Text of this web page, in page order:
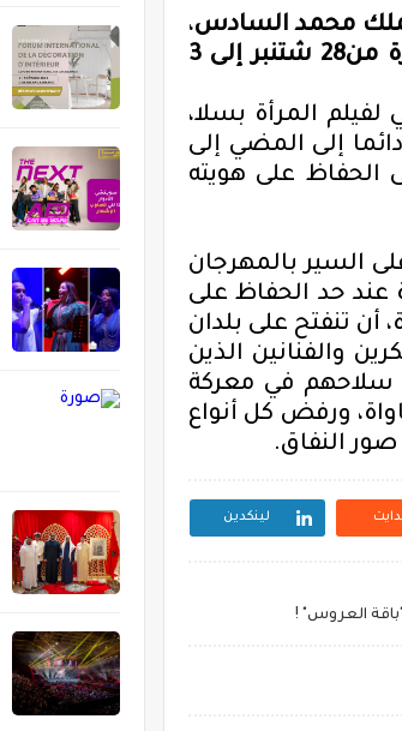
محمد السادس،
من28
شتنبر إلى 3
المرأة بسلا،
إلى المضي إلى
الحفاظ على هويته
السير بالمهرجان
عند حد الحفاظ على
أن تنفتح على بلدان
والفنانين الذين
سلاحهم في معركة
ورفض كل أنواع
صور النفاق.
لينكدين
العروس" !